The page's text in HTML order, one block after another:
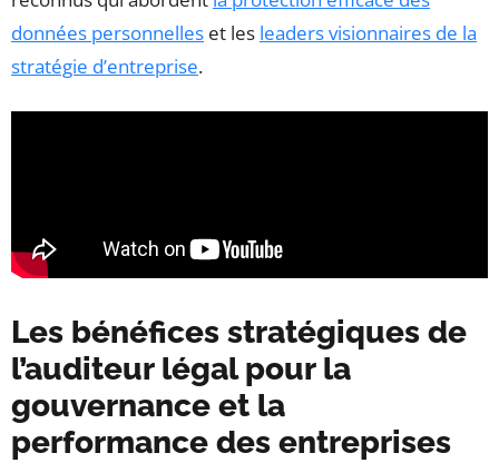
données personnelles et les leaders visionnaires de la
stratégie d’entreprise.
Les bénéfices stratégiques de
l’auditeur légal pour la
gouvernance et la
performance des entreprises